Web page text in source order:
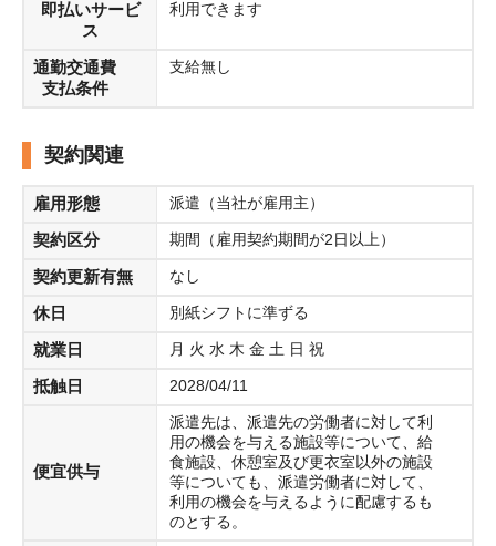
即払いサービ
ス
利用できます
通勤交通費
支払条件
支給無し
契約関連
雇用形態 派遣（当社が雇用主）
契約区分 期間（雇用契約期間が2日以上）
契約更新有無 なし
休日 別紙シフトに準ずる
就業日 月 火 水 木 金 土 日 祝
抵触日 2028/04/11
便宜供与
派遣先は、派遣先の労働者に対して利
用の機会を与える施設等について、給
食施設、休憩室及び更衣室以外の施設
等についても、派遣労働者に対して、
利用の機会を与えるように配慮するも
のとする。